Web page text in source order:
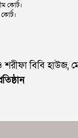
কোর্ট।
বিবি হাউজ,